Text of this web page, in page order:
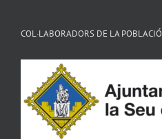
COL·LABORADORS DE LA POBLACIÓ